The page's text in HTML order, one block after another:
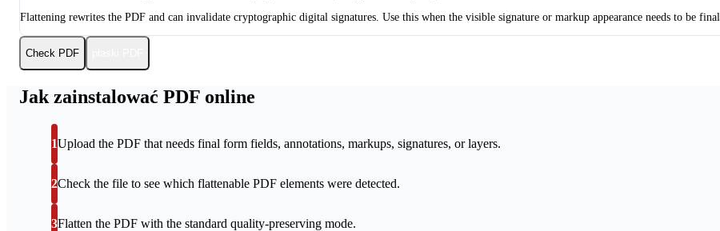
Flattening rewrites the PDF and can invalidate cryptographic digital signatures. Use this when the visible signature or markup appearance needs to be final.
Check PDF
Jak zainstalować PDF online
1Upload the PDF that needs final form fields, annotations, markups, signatures, or layers.
2Check the file to see which flattenable PDF elements were detected.
3Flatten the PDF with the standard quality-preserving mode.